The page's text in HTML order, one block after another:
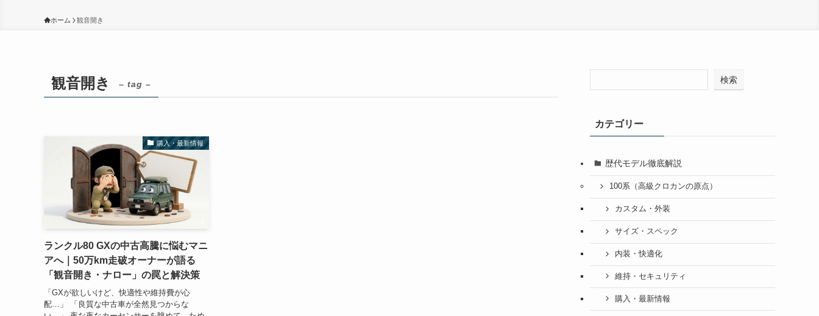
ホーム 観音開き
観音開き – tag –
購入・最新情報
ランクル80 GXの中古高騰に悩むマニ
アへ｜50万km走破オーナーが語る
「観音開き・ナロー」の罠と解決策
「GXが欲しいけど、快適性や維持費が心
配…」 「良質な中古車が全然見つからな
検索
カテゴリー
歴代モデル徹底解説
100系（高級クロカンの原点）
カスタム・外装
サイズ・スペック
内装・快適化
維持・セキュリティ
購入・最新情報